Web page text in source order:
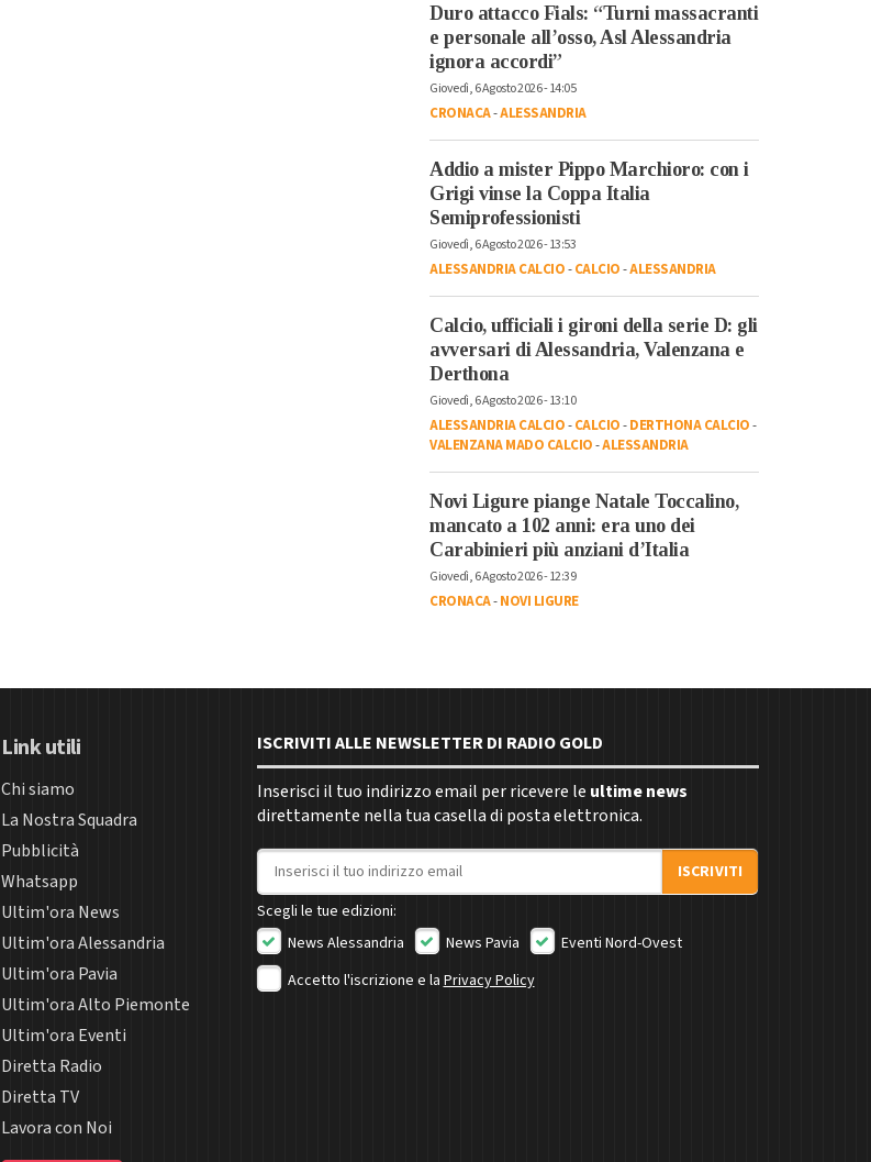
Duro attacco Fials: “Turni massacranti
e personale all’osso, Asl Alessandria
ignora accordi”
Giovedì, 6 Agosto 2026 - 14:05
CRONACA-ALESSANDRIA
Addio a mister Pippo Marchioro: con i
Grigi vinse la Coppa Italia
Semiprofessionisti
Giovedì, 6 Agosto 2026 - 13:53
ALESSANDRIA CALCIO-CALCIO-ALESSANDRIA
Calcio, ufficiali i gironi della serie D: gli
avversari di Alessandria, Valenzana e
Derthona
Giovedì, 6 Agosto 2026 - 13:10
ALESSANDRIA CALCIO-CALCIO-DERTHONA CALCIO-
VALENZANA MADO CALCIO-ALESSANDRIA
Novi Ligure piange Natale Toccalino,
mancato a 102 anni: era uno dei
Carabinieri più anziani d’Italia
Giovedì, 6 Agosto 2026 - 12:39
CRONACA-NOVI LIGURE
Link utili
Chi siamo
La Nostra Squadra
Pubblicità
Whatsapp
Ultim'ora News
Ultim'ora Alessandria
Ultim'ora Pavia
Ultim'ora Alto Piemonte
Ultim'ora Eventi
Diretta Radio
Diretta TV
Lavora con Noi
ISCRIVITI ALLE NEWSLETTER DI RADIO GOLD
Inserisci il tuo indirizzo email per ricevere le ultime news
direttamente nella tua casella di posta elettronica.
Indirizzo email
ISCRIVITI
Scegli le tue edizioni:
News Alessandria
News Pavia
Eventi Nord-Ovest
Accetto l'iscrizione e la Privacy Policy